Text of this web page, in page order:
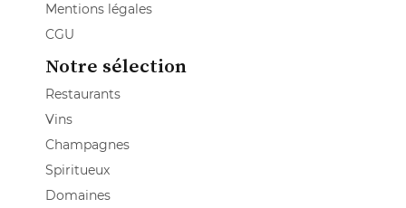
Mentions légales
CGU
Notre sélection
Restaurants
Vins
Champagnes
Spiritueux
Domaines